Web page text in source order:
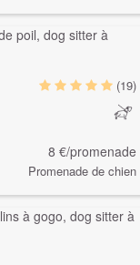
(19)
8 €/promenade
Promenade de chien